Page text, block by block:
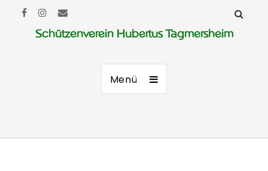
Schützenverein Hubertus Tagmersheim
Menü